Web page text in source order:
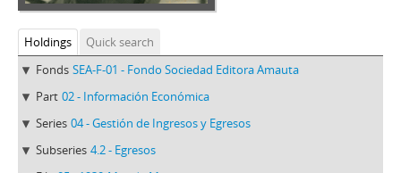
Holdings
Quick search
Fonds SEA-F-01 - Fondo Sociedad Editora Amauta
Part 02 - Información Económica
Series 04 - Gestión de Ingresos y Egresos
Subseries 4.2 - Egresos